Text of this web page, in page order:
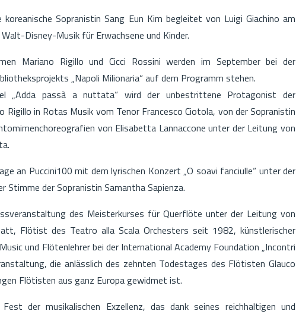
Sopranistin Sang Eun Kim begleitet von Luigi Giachino am
Disney-Musik für Erwachsene und Kinder.
Mariano Rigillo und Cicci Rossini werden im September bei der
„Napoli Milionaria“ auf dem Programm stehen.
„Adda passà a nuttata“ wird der unbestrittene Protagonist der
Rigillo in Rotas Musik vom Tenor Francesco Ciotola, von der Sopranistin
von Elisabetta Lannaccone unter der Leitung von
an Puccini100 mit dem lyrischen Konzert „O soavi fanciulle“ unter der
Stimme der Sopranistin Samantha Sapienza.
des Meisterkurses für Querflöte unter der Leitung von
Flötist des Teatro alla Scala Orchesters seit 1982, künstlerischer
und Flötenlehrer bei der International Academy Foundation „Incontri
die anlässlich des zehnten Todestages des Flötisten Glauco
Flötisten aus ganz Europa gewidmet ist.
der musikalischen Exzellenz, das dank seines reichhaltigen und